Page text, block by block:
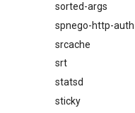
sorted-args
spnego-http-auth
srcache
srt
statsd
sticky